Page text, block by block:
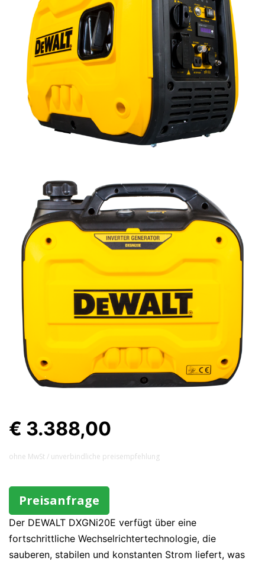
€ 3.388,00
ohne MwSt / unverbindliche preisempfehlung
Preisanfrage
Der DEWALT DXGNi20E verfügt über eine
fortschrittliche Wechselrichtertechnologie, die
sauberen, stabilen und konstanten Strom liefert, was